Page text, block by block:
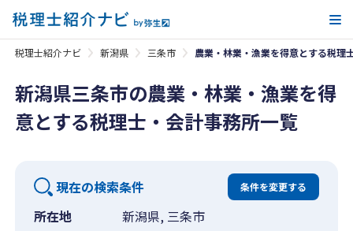
税理士紹介ナビ 新潟県 三条市 農業・林業・漁業を得意とする税理
新潟県三条市の農業・林業・漁業を得
意とする税理士・会計事務所一覧
現在の検索条件 条件を変更する
所在地
新潟県, 三条市